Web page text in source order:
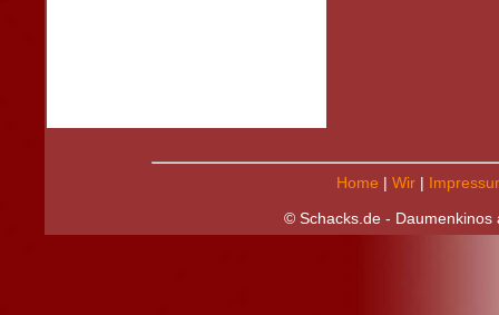
Home | Wir|
© Schacks.de - Daumenkinos